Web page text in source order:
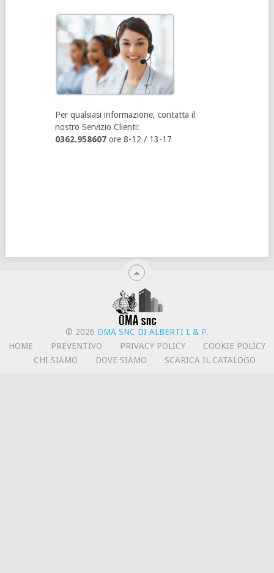
Per qualsiasi informazione, contatta il
nostro Servizio Clienti:
0362.958607ore 8-12 / 13-17
© 2026 OMA SNC DI ALBERTI L & P.
HOME
PREVENTIVO PRIVACY POLICY
COOKIE POLICY
CHI SIAMO
DOVE SIAMO SCARICA IL CATALOGO